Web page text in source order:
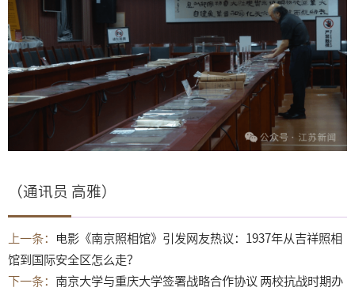
（通讯员 高雅）
上一条：
电影《南京照相馆》引发网友热议：1937年从吉祥照相
馆到国际安全区怎么走？
下一条： 南京大学与重庆大学签署战略合作协议 两校抗战时期办